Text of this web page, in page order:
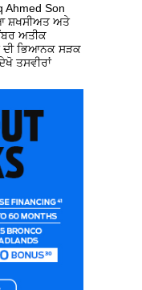
Ahmed Son
ਸ਼ਖਸੀਅਤ ਅਤੇ
ਅਤੀਕ
ਦੀ ਭਿਆਨਕ ਸੜਕ
ਤਸਵੀਰਾਂ